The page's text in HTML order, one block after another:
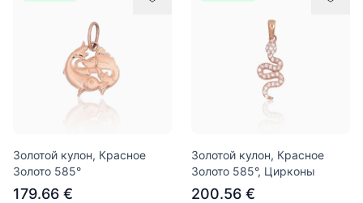
Золотой кулон, Красное
Золото 585°
179.66 €
Золотой кулон, Красное
Золото 585°, Цирконы
200.56 €